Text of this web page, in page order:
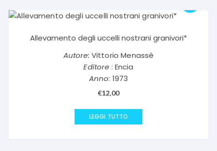
Allevamento degli uccelli nostrani granivori*
Autore: Vittorio Menassé
Editore : Encia
Anno: 1973
€12,00
LEGGI TUTTO